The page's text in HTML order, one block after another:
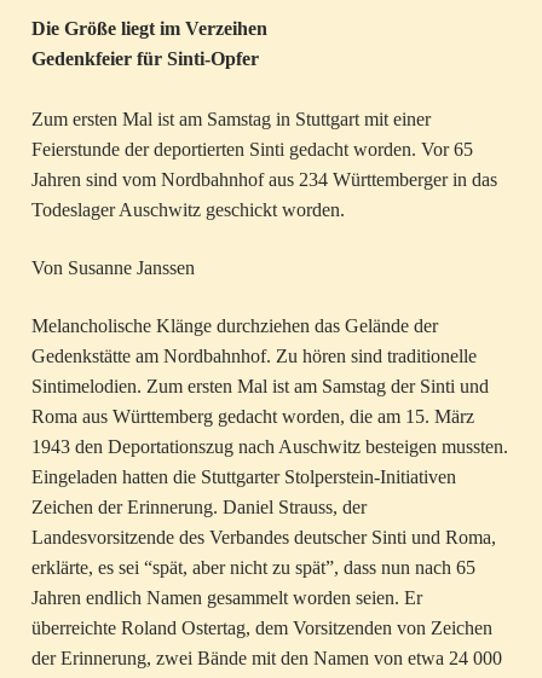
Die Größe liegt im Verzeihen
Gedenkfeier für Sinti-Opfer
Zum ersten Mal ist am Samstag in Stuttgart mit einer
Feierstunde der deportierten Sinti gedacht worden. Vor 65
Jahren sind vom Nordbahnhof aus 234 Württemberger in das
Todeslager Auschwitz geschickt worden.
Von Susanne Janssen
Melancholische Klänge durchziehen das Gelände der
Gedenkstätte am Nordbahnhof. Zu hören sind traditionelle
Sintimelodien. Zum ersten Mal ist am Samstag der Sinti und
Roma aus Württemberg gedacht worden, die am 15. März
1943 den Deportationszug nach Auschwitz besteigen mussten.
Eingeladen hatten die Stuttgarter Stolperstein-Initiativen
Zeichen der Erinnerung. Daniel Strauss, der
Landesvorsitzende des Verbandes deutscher Sinti und Roma,
erklärte, es sei “spät, aber nicht zu spät”, dass nun nach 65
Jahren endlich Namen gesammelt worden seien. Er
überreichte Roland Ostertag, dem Vorsitzenden von Zeichen
der Erinnerung, zwei Bände mit den Namen von etwa 24 000